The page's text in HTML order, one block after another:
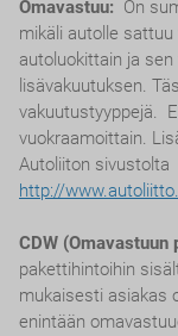
Omavastuu: On
mikäli autolle
autoluokittain ja
lisävakuutuksen.
vakuutustyyppejä.
vuokraamoittain.
Autoliiton sivustolta
http://
CDW
pakettihintoihin
mukaisesti asiakas
enintään